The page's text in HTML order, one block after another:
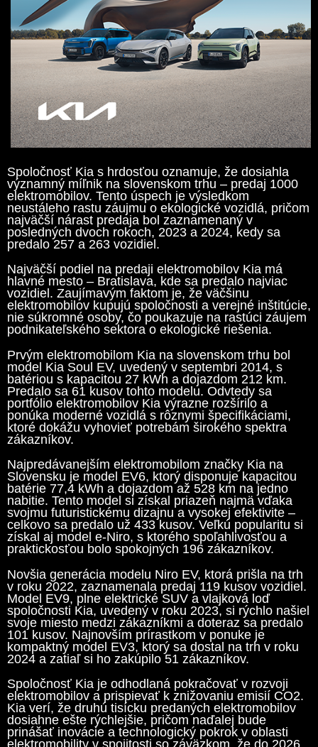
Spoločnosť Kia s hrdosťou oznamuje, že dosiahla
významný míľnik na slovenskom trhu – predaj 1000
elektromobilov. Tento úspech je výsledkom
neustáleho rastu záujmu o ekologické vozidlá, pričom
najväčší nárast predaja bol zaznamenaný v
posledných dvoch rokoch, 2023 a 2024, kedy sa
predalo 257 a 263 vozidiel.
Najväčší podiel na predaji elektromobilov Kia má
hlavné mesto – Bratislava, kde sa predalo najviac
vozidiel. Zaujímavým faktom je, že väčšinu
elektromobilov kupujú spoločnosti a verejné inštitúcie,
nie súkromné osoby, čo poukazuje na rastúci záujem
podnikateľského sektora o ekologické riešenia.
Prvým elektromobilom Kia na slovenskom trhu bol
model Kia Soul EV, uvedený v septembri 2014, s
batériou s kapacitou 27 kWh a dojazdom 212 km.
Predalo sa 61 kusov tohto modelu. Odvtedy sa
portfólio elektromobilov Kia výrazne rozšírilo a
ponúka moderné vozidlá s rôznymi špecifikáciami,
ktoré dokážu vyhovieť potrebám širokého spektra
zákazníkov.
Najpredávanejším elektromobilom značky Kia na
Slovensku je model EV6, ktorý disponuje kapacitou
batérie 77,4 kWh a dojazdom až 528 km na jedno
nabitie. Tento model si získal priazeň najmä vďaka
svojmu futuristickému dizajnu a vysokej efektivite –
celkovo sa predalo už 433 kusov. Veľkú popularitu si
získal aj model e-Niro, s ktorého spoľahlivosťou a
praktickosťou bolo spokojných 196 zákazníkov.
Novšia generácia modelu Niro EV, ktorá prišla na trh
v roku 2022, zaznamenala predaj 119 kusov vozidiel.
Model EV9, plne elektrické SUV a vlajková loď
spoločnosti Kia, uvedený v roku 2023, si rýchlo našiel
svoje miesto medzi zákazníkmi a doteraz sa predalo
101 kusov. Najnovším prírastkom v ponuke je
kompaktný model EV3, ktorý sa dostal na trh v roku
2024 a zatiaľ si ho zakúpilo 51 zákazníkov.
Spoločnosť Kia je odhodlaná pokračovať v rozvoji
elektromobilov a prispievať k znižovaniu emisií CO2.
Kia verí, že druhú tisícku predaných elektromobilov
dosiahne ešte rýchlejšie, pričom naďalej bude
prinášať inovácie a technologický pokrok v oblasti